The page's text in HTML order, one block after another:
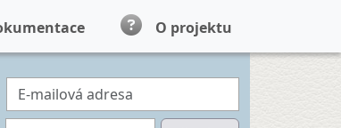
O projektu
E-mailová adresa